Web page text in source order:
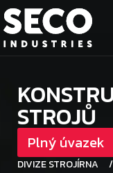
STROJŮ
Plný úvazek
DIVIZE STROJÍRNA /